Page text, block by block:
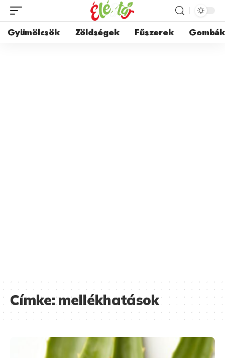
Gyümölcsök Zöldségek Fűszerek Gombák
Címke:mellékhatások